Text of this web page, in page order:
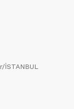
İSTANBUL